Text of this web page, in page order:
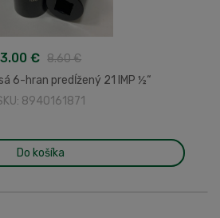
3.00 € 8.60 €
6-hran predĺžený 21 IMP ½“
8940161871
Do košíka